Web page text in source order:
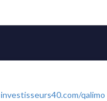
investisseurs40.com/qalimo